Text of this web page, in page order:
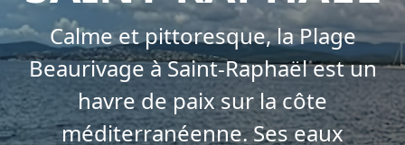
Calme et pittoresque, la Plage
Beaurivage à Saint-Raphaël est un
havre de paix sur la côte
méditerranéenne. Ses eaux